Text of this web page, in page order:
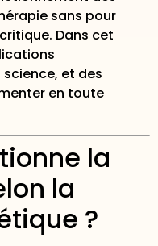
sans pour
Dans cet
et des
en toute
la
la
?